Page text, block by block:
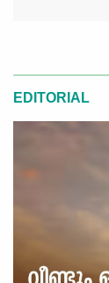
EDITORIAL